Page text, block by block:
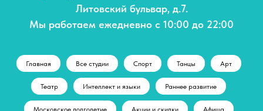
Литовский бульвар, д.7.
Мы работаем ежедневно с 10:00 до 22:00
Главная Все студии Спорт Танцы Арт
Театр Интеллект и языки Раннее развитие
Московское долголетие Акции и скидки Афиша